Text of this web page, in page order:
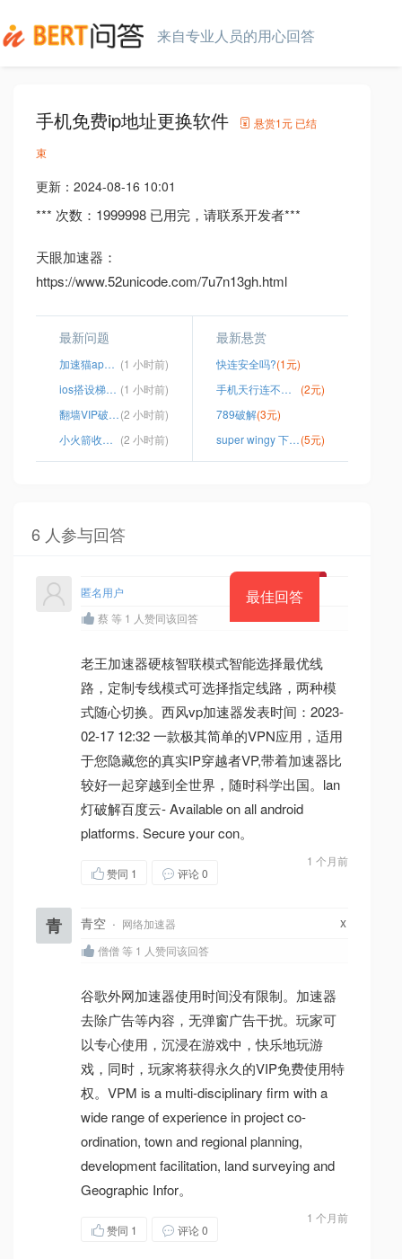
来自专业人员的用心回答
手机免费ip地址更换软件 悬赏1元 已结
束
更新： 2024-08-16 10:01
*** 次数：1999998 已用完，请联系开发者***
天眼加速器：
https://www.52unicode.com/7u7n13gh.html
最新问题
加速猫app安卓版下载 (1 小时前)
ios搭设梯子2023 (1 小时前)
翻墙VIP破解版(2 小时前)
小火箭收费节点在哪买 (2 小时前)
最新悬赏
快连安全吗?(1元)
手机天行连不上服务器
(2元)
789破解(3元)
super wingy 下载地址(5元)
6 人参与回答
最佳回答
匿名用户
蔡 等 1 人赞同该回答
老王加速器硬核智联模式智能选择最优线
路，定制专线模式可选择指定线路，两种模
式随心切换。西风vp加速器发表时间：2023-
02-17 12:32 一款极其简单的VPN应用，适用
于您隐藏您的真实IP穿越者VP,带着加速器比
较好一起穿越到全世界，随时科学出国。lan
灯破解百度云- Available on all android
platforms. Secure your con。
1 个月前
赞同 1 评论 0
青 青空 · 网络加速器 x
僧僧 等 1 人赞同该回答
谷歌外网加速器使用时间没有限制。加速器
去除广告等内容，无弹窗广告干扰。玩家可
以专心使用，沉浸在游戏中，快乐地玩游
戏，同时，玩家将获得永久的VIP免费使用特
权。VPM is a multi-disciplinary firm with a
wide range of experience in project co-
ordination, town and regional planning,
development facilitation, land surveying and
Geographic Infor。
1 个月前
赞同 1 评论 0